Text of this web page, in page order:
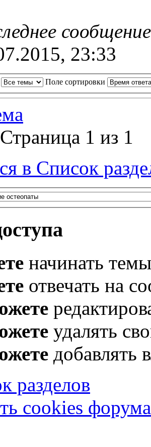
23:33
Поле сортировки
1 из 1
в Список
начинать темы
отвечать на
удалять
добавлять
разделов
cookies форума